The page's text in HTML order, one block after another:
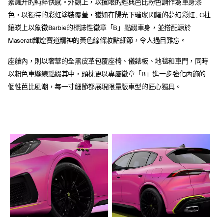
素飆升的純粹快感。外觀上，以搶眼的經典芭比粉色調作為車身漆
色，以獨特的彩虹塗裝覆蓋，猶如在陽光下璀璨閃耀的夢幻彩虹 ; C柱
鑲崁上以象徵Barbie的標誌性徽章「B」點綴車身，並搭配源於
Maserati輝煌賽道精神的黃色線條妝點細節，令人過目難忘。
座艙內，則以奢華的全黑皮革包覆座椅、儀錶板、地毯和車門，同時
以粉色車縫線點綴其中，頭枕更以專屬徽章「B」進一步強化內飾的
個性芭比風潮，每一寸細節都展現限量版車型的匠心獨具。